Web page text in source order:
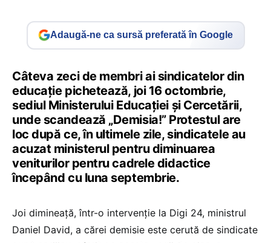
Adaugă-ne ca sursă preferată în Google
Câteva zeci de membri ai sindicatelor din
educație pichetează, joi 16 octombrie,
sediul Ministerului Educației și Cercetării,
unde scandează „Demisia!” Protestul are
loc după ce, în ultimele zile, sindicatele au
acuzat ministerul pentru diminuarea
veniturilor pentru cadrele didactice
începând cu luna septembrie.
Joi dimineață, într-o intervenție la Digi 24, ministrul
Daniel David, a cărei demisie este cerută de sindicate